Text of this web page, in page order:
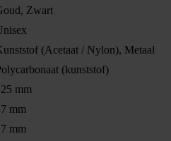
Zwart
(Acetaat / Nylon), Metaal
(kunststof)
mm
mm
mm